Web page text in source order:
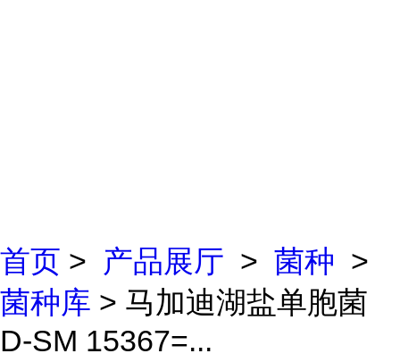
首页 > 产品展厅 > 菌种 >
菌种库 > 马加迪湖盐单胞菌
D-SM 15367=...